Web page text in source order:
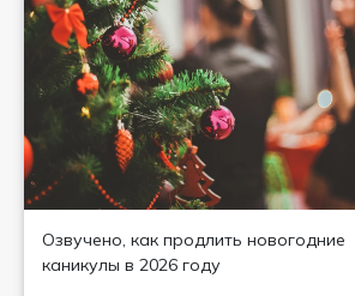
Озвучено, как продлить новогодние
каникулы в 2026 году